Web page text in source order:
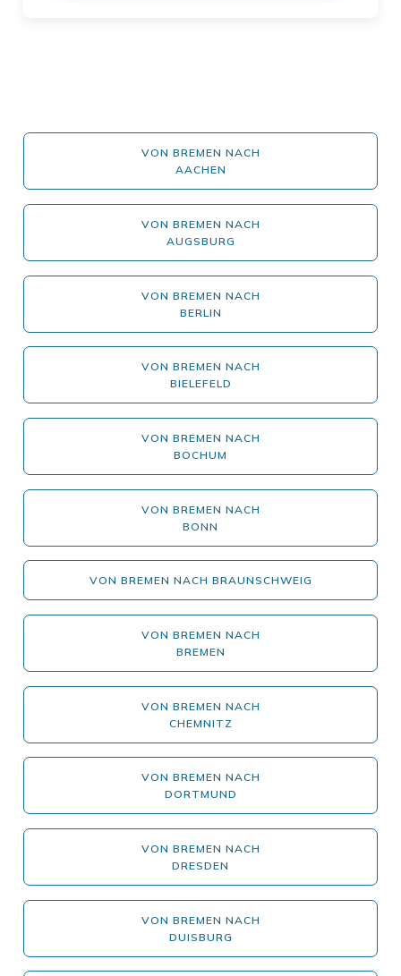
VON BREMEN NACH
AACHEN
VON BREMEN NACH
AUGSBURG
VON BREMEN NACH
BERLIN
VON BREMEN NACH
BIELEFELD
VON BREMEN NACH
BOCHUM
VON BREMEN NACH
BONN
VON BREMEN NACH BRAUNSCHWEIG
VON BREMEN NACH
BREMEN
VON BREMEN NACH
CHEMNITZ
VON BREMEN NACH
DORTMUND
VON BREMEN NACH
DRESDEN
VON BREMEN NACH
DUISBURG